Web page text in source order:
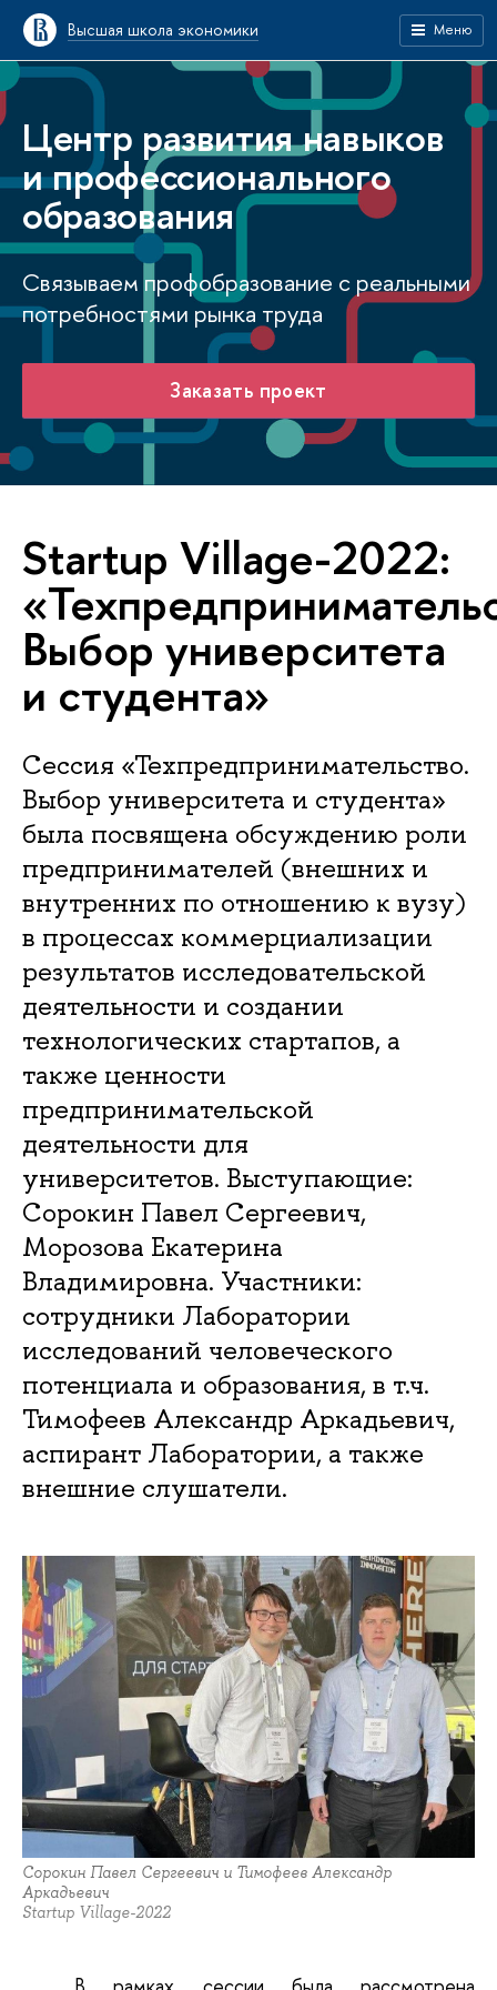
Высшая школа экономики Меню
Центр развития навыков
и профессионального
образования
Связываем профобразование с реальными
потребностями рынка труда
Заказать проект
Startup Village-2022:
Выбор университета
и студента»
Сессия «Техпредпринимательство.
Выбор университета и студента»
была посвящена обсуждению роли
предпринимателей (внешних и
внутренних по отношению к вузу)
в процессах коммерциализации
результатов исследовательской
деятельности и создании
технологических стартапов, а
также ценности
предпринимательской
деятельности для
университетов. Выступающие:
Сорокин Павел Сергеевич,
Морозова Екатерина
Владимировна. Участники:
сотрудники Лаборатории
исследований человеческого
потенциала и образования, в т.ч.
Тимофеев Александр Аркадьевич,
аспирант Лаборатории, а также
внешние слушатели.
Сорокин Павел Сергеевич и Тимофеев Александр
Аркадьевич
Startup Village-2022